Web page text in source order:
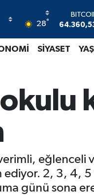
28°
GRAM
6574.81
SİYASET
eğlenceli
2, 3, 4, 5
günü sona